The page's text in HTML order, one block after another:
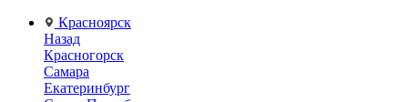
Красноярск
Назад
Красногорск
Самара
Екатеринбург